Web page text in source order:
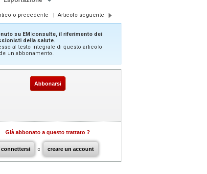
precedente | Articolo seguente
su EM|consulte, il riferimento dei
della salute.
al testo integrale di questo articolo
un abbonamento.
Abbonarsi
Già abbonato a questo trattato ?
connettersi o creare un account